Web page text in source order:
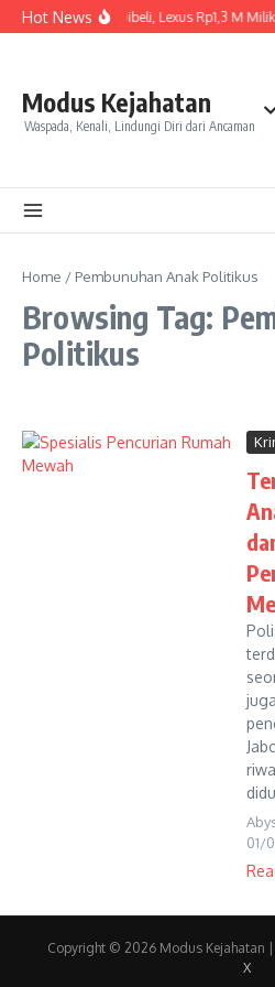
Skip to content
Hot NewsBaru Dibeli, Lexus Rp1,3 M
Modus Kejahatan
Waspada, Kenali, Lindungi Diri dari Ancaman
Home / Pembunuhan Anak Politikus
Browsing Tag:
Politikus
01/
Copyright © 2026 Modus Kejahatan |
X